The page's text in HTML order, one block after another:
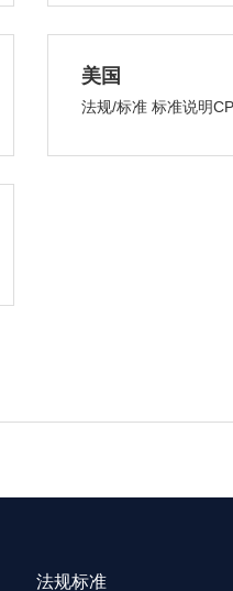
美国
法规/标准 标准说明
法规标准